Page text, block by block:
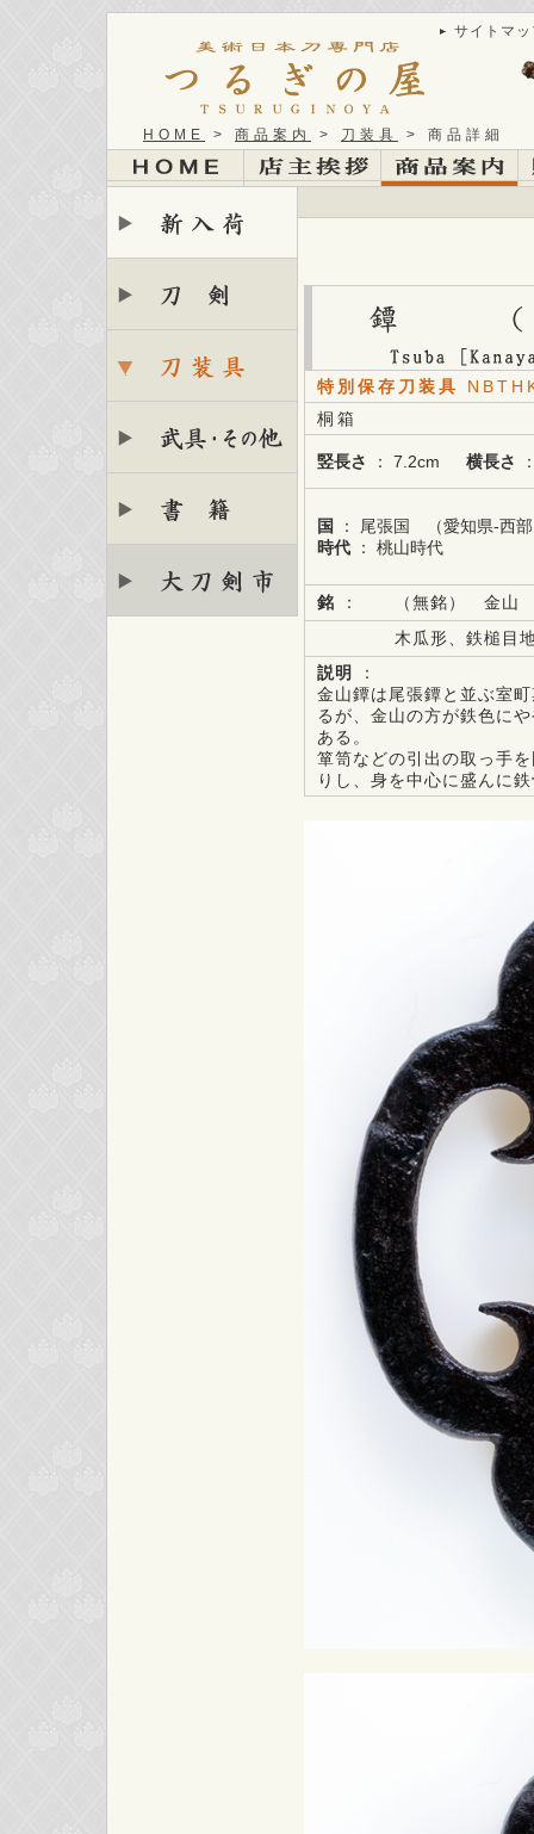
サイトマ
HOME > 商品案内 > 刀装具 > 商品詳細
特別保存刀装具
桐箱
竪長さ ： 7.2cm 横長さ
国
： 尾張国 （愛知県-西
時代 ： 桃山時代
銘 ：
（無銘） 金山
木瓜形、鉄槌目
説明
：
金山鐔は尾張鐔と並ぶ室
るが、金山の方が鉄色に
ある。
箪笥などの引出の取っ手
りし、身を中心に盛んに